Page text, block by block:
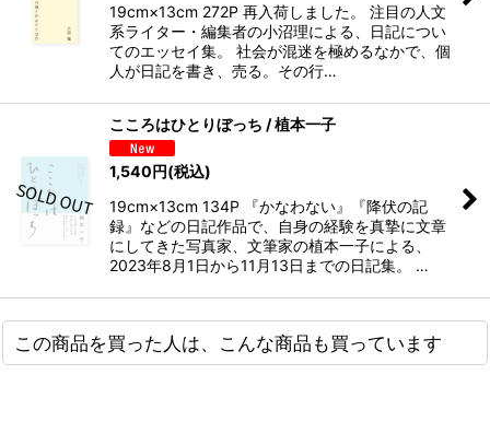
19cm×13cm 272P 再入荷しました。 注目の人文
系ライター・編集者の小沼理による、日記につい
てのエッセイ集。 社会が混迷を極めるなかで、個
人が日記を書き、売る。その行…
こころはひとりぼっち / 植本一子
1,540円(税込)
19cm×13cm 134P 『かなわない』『降伏の記
録』などの日記作品で、自身の経験を真摯に文章
にしてきた写真家、文筆家の植本一子による、
2023年8月1日から11月13日までの日記集。 …
この商品を買った人は、こんな商品も買っています